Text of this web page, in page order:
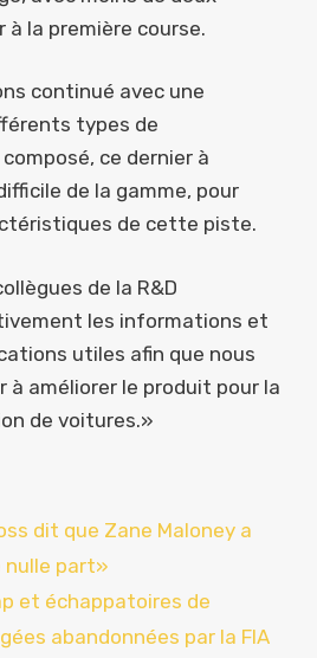
à la première course.
continué avec une
types de
ce dernier à
de la gamme, pour
de cette piste.
de la R&D
les informations et
utiles afin que nous
à améliorer le produit pour la
de voitures.»
dit que Zane Maloney a
nulle part»
et échappatoires de
abandonnées par la FIA